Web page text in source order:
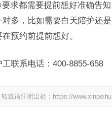
都需要提前想好准确告知
多，比如需要白天陪护还
预约前提前想好。
联系电话：400-8855-658
载请注明出处：https://